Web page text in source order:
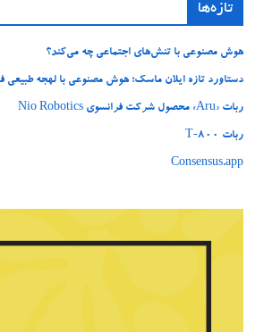
تازه‌ها
هوش مصنوعی با تنش‌های اجتماعی چه می‌کند؟
دستاورد تازه ایلان ماسک؛ هوش مصنوعی با لهجه طبیعی
ربات «Aru» محصول شرکت فرانسوی Nio Robotics
ربات T‑800
Consensus.app